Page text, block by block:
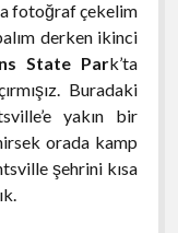
fotoğraf çekelim
derken ikinci
State Park’ta
Buradaki
yakın bir
orada kamp
şehrini kısa